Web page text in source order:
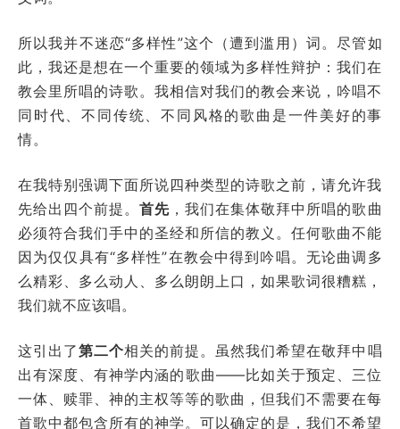
所以我并不迷恋“多样性”这个（遭到滥用）词。尽管如
此，我还是想在一个重要的领域为多样性辩护：我们在
教会里所唱的诗歌。我相信对我们的教会来说，吟唱不
同时代、不同传统、不同风格的歌曲是一件美好的事
情。
在我特别强调下面所说四种类型的诗歌之前，请允许我
先给出四个前提。首先 ，我们在集体敬拜中所唱的歌曲
必须符合我们手中的圣经和所信的教义。任何歌曲不能
因为仅仅具有“多样性”在教会中得到吟唱。无论曲调多
么精彩、多么动人、多么朗朗上口，如果歌词很糟糕，
我们就不应该唱。
这引出了第二个相关的前提。虽然我们希望在敬拜中唱
出有深度、有神学内涵的歌曲——比如关于预定、三位
一体、赎罪、神的主权等等的歌曲，但我们不需要在每
首歌中都包含所有的神学。可以确定的是，我们不希望